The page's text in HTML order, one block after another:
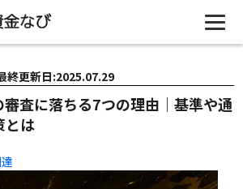
更新日:2025.07.29
審査に落ちる7つの理由｜基準や通
とは